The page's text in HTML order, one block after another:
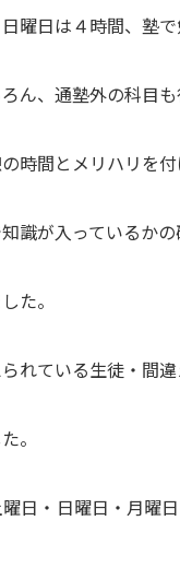
曜日は４時間、塾で
ん、通塾外の科目も
時間とメリハリを付
識が入っているか
た。
れている生徒・間
。
日・日曜日・月曜